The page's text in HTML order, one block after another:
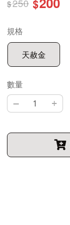
$250 $
規格
天赦金
數量
– +